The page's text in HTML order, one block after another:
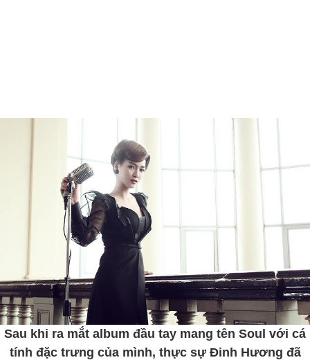
Sau khi ra mắt album đầu tay mang tên Soul với cá
tính đặc trưng của mình, thực sự Đinh Hương đã